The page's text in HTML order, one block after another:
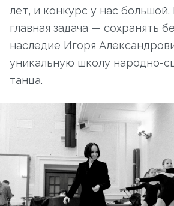
лет, и конкурс у нас
главная задача — сохранять
наследие Игоря
уникальную школу народно-
танца.